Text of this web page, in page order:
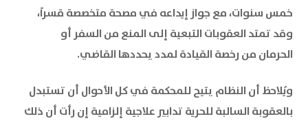
خمس سنوات، مع جواز إيداعه في مصحة متخصصة قسراً،
وقد تمتد العقوبات التبعية إلى المنع من السفر أو
الحرمان من رخصة القيادة لمدد يحددها القاضي.
ويُلاحظ أن النظام يتيح للمحكمة في كل الأحوال أن تستبدل
بالعقوبة السالبة للحرية تدابير علاجية إلزامية إن رأت أن ذلك